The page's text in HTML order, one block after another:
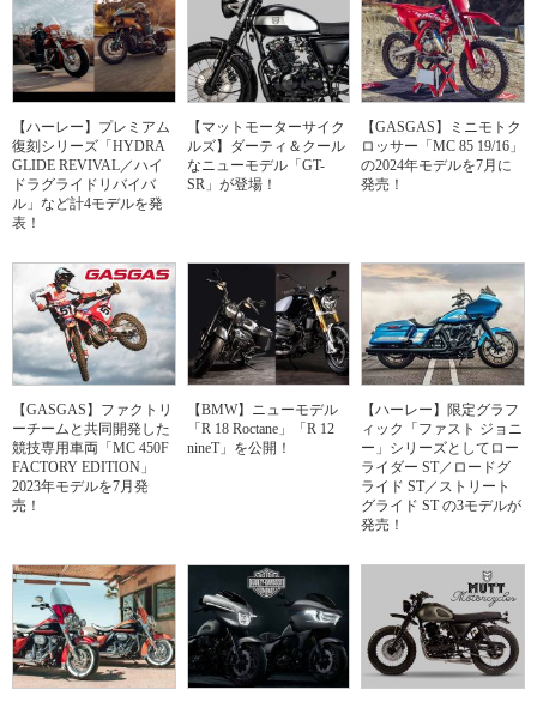
【ハーレー】プレミアム
復刻シリーズ「HYDRA
GLIDE REVIVAL／ハイ
ドラグライドリバイバ
ル」など計4モデルを発
表！
【マットモーターサイク
ルズ】ダーティ＆クール
なニューモデル「GT-
SR」が登場！
【GASGAS】ミニモトク
ロッサー「MC 85 19/16」
の2024年モデルを7月に
発売！
【GASGAS】ファクトリ
ーチームと共同開発した
競技専用車両「MC 450F
FACTORY EDITION」
2023年モデルを7月発
売！
【BMW】ニューモデル
「R 18 Roctane」「R 12
nineT」を公開！
【ハーレー】限定グラフ
ィック「ファスト ジョニ
ー」シリーズとしてロー
ライダー ST／ロードグ
ライド ST／ストリート
グライド ST の3モデルが
発売！